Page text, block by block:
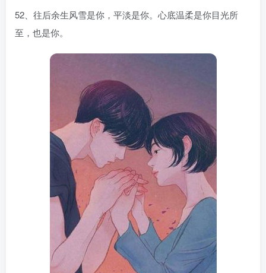
52、往后余生风雪是你，平淡是你。心底温柔是你目光所
至，也是你。